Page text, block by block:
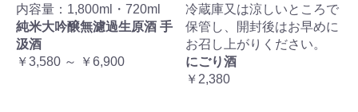
内容量：1,800ml・720ml
純米大吟醸無濾過生原酒 手
汲酒
￥3,580 ～ ￥6,900
冷蔵庫又は涼しいところで
保管し、開封後はお早めに
お召し上がりください。
にごり酒
￥2,380